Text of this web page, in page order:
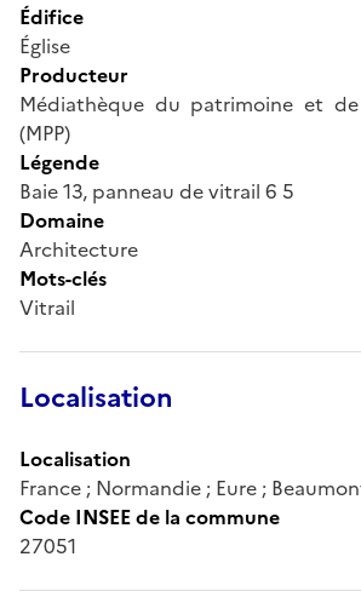
Édifice
Église
Producteur
Médiathèque du patrimoine et
(MPP)
Légende
Baie 13, panneau de vitrail 6 5
Domaine
Architecture
Mots-clés
Vitrail
Localisation
Localisation
France ; Normandie ; Eure ;
Code INSEE de la commune
27051